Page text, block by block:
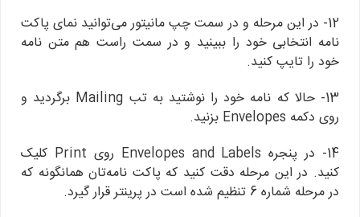
12- در این مرحله و در سمت چپ مانیتور می‌توانید نمای پاکت
نامه انتخابی خود را ببینید و در سمت راست هم متن نامه
خود را تایپ کنید.
13- حالا که نامه خود را نوشتید به تب Mailing برگردید و
روی دکمه Envelopes بزنید.
14- در پنجره Envelopes and Labels روی Print کلیک
کنید. در این مرحله دقت کنید که پاکت نامه‌تان همانگونه که
در مرحله شماره 6 تنظیم شده است در پرینتر قرار گیرد.